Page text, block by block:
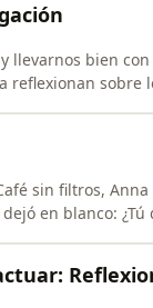
llevarnos bien
reflexionan
sin filtros,
en blanco:
por existi